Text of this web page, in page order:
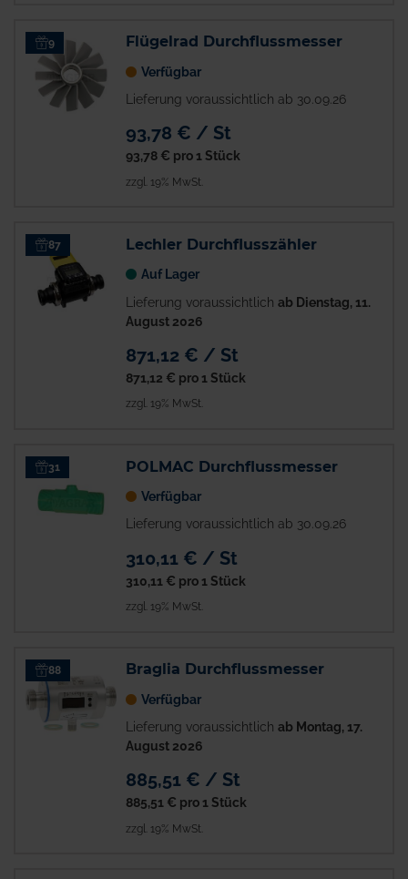
9 Flügelrad Durchflussmesser
Verfügbar
Lieferung voraussichtlich ab 30.09.26
93,78 € / St
93,78 € pro 1 Stück
zzgl. 19% MwSt.
87 Lechler Durchflusszähler
Auf Lager
Lieferung voraussichtlich ab Dienstag, 11.
August 2026
871,12 € / St
871,12 € pro 1 Stück
zzgl. 19% MwSt.
31 POLMAC Durchflussmesser
Verfügbar
Lieferung voraussichtlich ab 30.09.26
310,11 € / St
310,11 € pro 1 Stück
zzgl. 19% MwSt.
88 Braglia Durchflussmesser
Verfügbar
Lieferung voraussichtlich ab Montag, 17.
August 2026
885,51 € / St
885,51 € pro 1 Stück
zzgl. 19% MwSt.